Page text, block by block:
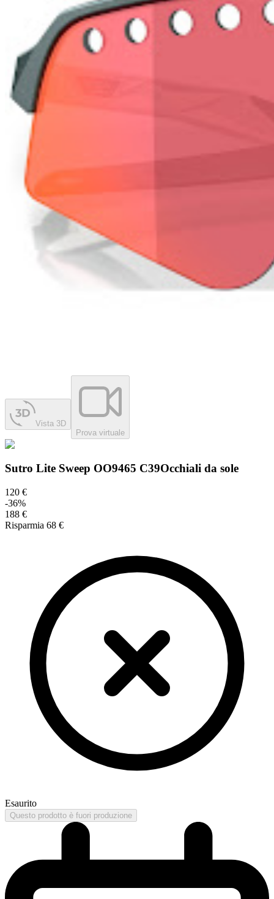
Vista 3D
Prova virtuale
Sutro Lite Sweep OO9465 C39Occhiali da sole
120 €
-36%
188 €
Risparmia 68 €
Esaurito
Questo prodotto è fuori produzione